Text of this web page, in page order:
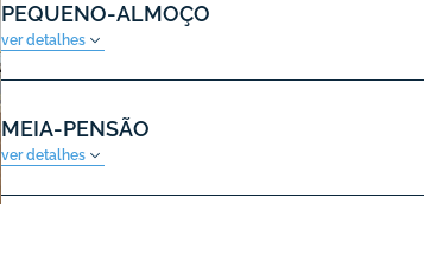
PEQUENO-ALMOÇO
ver detalhes
MEIA-PENSÃO
ver detalhes